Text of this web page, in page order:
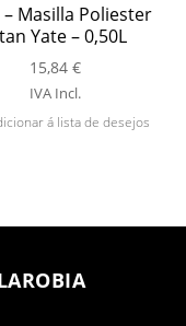
Masilla Poliester
Yate – 0,50L
15,84€
IVA Incl.
á lista de desejos